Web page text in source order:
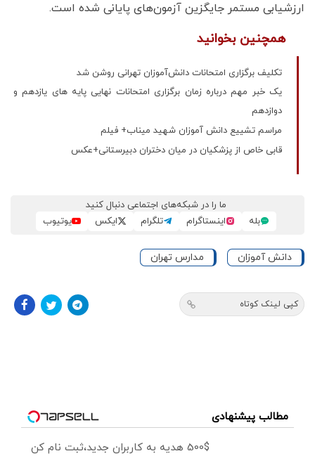
ارزشیابی مستمر جایگزین آزمون‌های پایانی شده است.
همچنین بخوانید
تکلیف برگزاری امتحانات دانش‌آموزان تهرانی روشن شد
یک خبر مهم درباره زمان برگزاری امتحانات نهایی پایه های یازدهم و
دوازدهم
مراسم تشییع دانش آموزان شهید میناب+ فیلم
قابی خاص از پزشکیان در میان دختران دبیرستانی+عکس
ما را در شبکه‌های اجتماعی دنبال کنید
بله
اینستاگرام تلگرام ایکس یوتیوب
دانش آموزان مدارس تهران
کپی لینک کوتاه
مطالب پیشنهادی
500$ هدیه به کاربران جدید،ثبت نام کن